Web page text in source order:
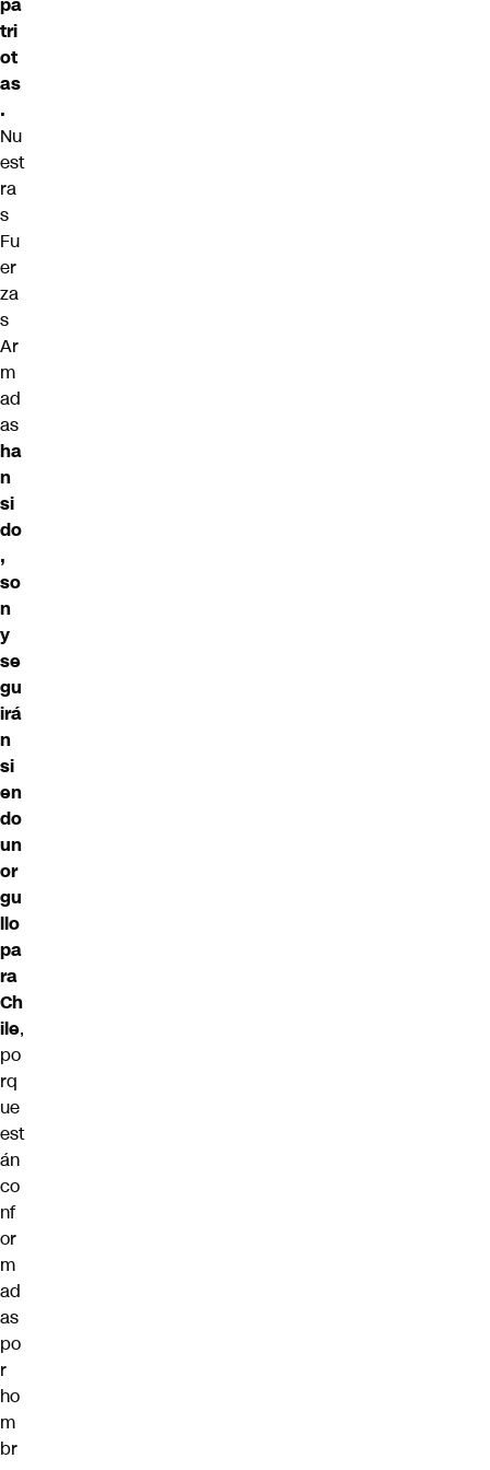
tri
ot
as
.
Nu
est
ra
s
Fu
er
za
s
Ar
m
ad
as
ha
n
si
do
,
so
n
y
se
gu
irá
n
si
en
do
un
or
gu
llo
pa
ra
Ch
ile,
po
rq
ue
est
án
co
nf
or
m
ad
as
po
r
ho
m
br